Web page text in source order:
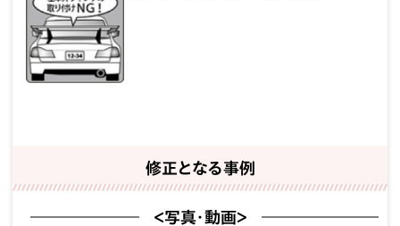
修正となる事例
＜写真・動画＞